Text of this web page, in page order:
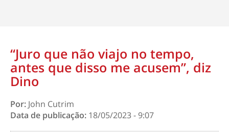
“Juro que não viajo no tempo,
antes que disso me acusem”, diz
Dino
Por: John Cutrim
Data de publicação: 18/05/2023 - 9:07